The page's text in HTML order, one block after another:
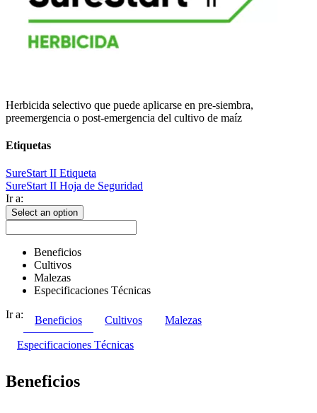
Herbicida selectivo que puede aplicarse en pre-siembra,
preemergencia o post-emergencia del cultivo de maíz
Etiquetas
SureStart II Etiqueta
SureStart II Hoja de Seguridad
Ir a:
Select an option
Beneficios
Cultivos
Malezas
Especificaciones Técnicas
Ir a:
Beneficios Cultivos Malezas
Especificaciones Técnicas
Beneficios